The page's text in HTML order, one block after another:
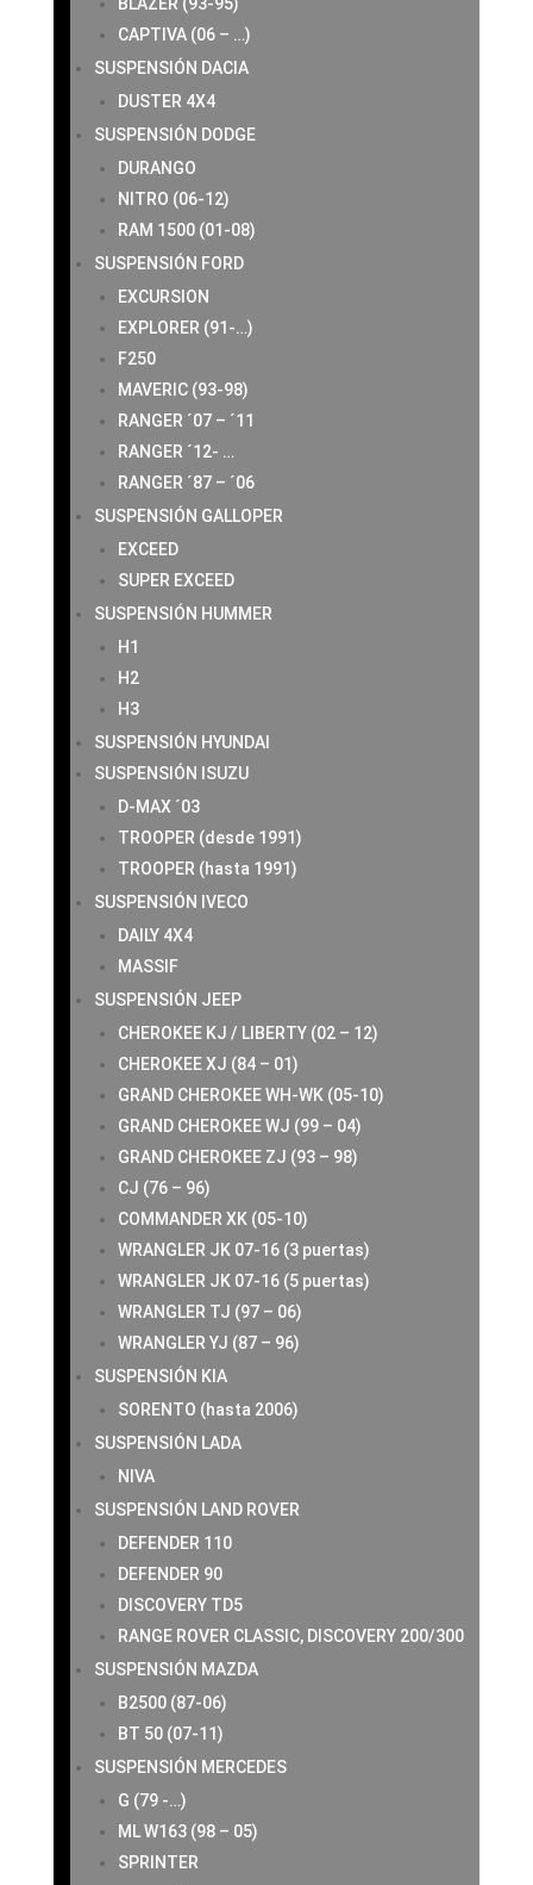
CAPTIVA (06 – …)
SUSPENSIÓN DACIA
DUSTER 4X4
SUSPENSIÓN DODGE
DURANGO
NITRO (06-12)
RAM 1500 (01-08)
SUSPENSIÓN FORD
EXCURSION
EXPLORER (91-…)
F250
MAVERIC (93-98)
RANGER ´07 – ´11
RANGER ´12- …
RANGER ´87 – ´06
SUSPENSIÓN GALLOPER
EXCEED
SUPER EXCEED
SUSPENSIÓN HUMMER
H1
H2
H3
SUSPENSIÓN HYUNDAI
SUSPENSIÓN ISUZU
D-MAX ´03
TROOPER (desde 1991)
TROOPER (hasta 1991)
SUSPENSIÓN IVECO
DAILY 4X4
MASSIF
SUSPENSIÓN JEEP
CHEROKEE KJ / LIBERTY (02 – 12)
CHEROKEE XJ (84 – 01)
GRAND CHEROKEE WH-WK (05-10)
GRAND CHEROKEE WJ (99 – 04)
GRAND CHEROKEE ZJ (93 – 98)
CJ (76 – 96)
COMMANDER XK (05-10)
WRANGLER JK 07-16 (3 puertas)
WRANGLER JK 07-16 (5 puertas)
WRANGLER TJ (97 – 06)
WRANGLER YJ (87 – 96)
SUSPENSIÓN KIA
SORENTO (hasta 2006)
SUSPENSIÓN LADA
NIVA
SUSPENSIÓN LAND ROVER
DEFENDER 110
DEFENDER 90
DISCOVERY TD5
RANGE ROVER CLASSIC, DISCOVERY 200/300
SUSPENSIÓN MAZDA
B2500 (87-06)
BT 50 (07-11)
SUSPENSIÓN MERCEDES
G (79 -…)
ML W163 (98 – 05)
SPRINTER